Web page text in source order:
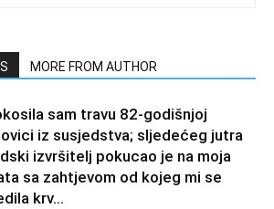
MORE FROM AUTHOR
sam travu 82-godišnjoj
iz susjedstva; sljedećeg jutra
izvršitelj pokucao je na moja
sa zahtjevom od kojeg mi se
krv...